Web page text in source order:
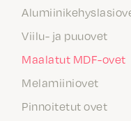
Viilu- ja puuovet
Maalatut MDF-ovet
Melamiiniovet
Pinnoitetut ovet